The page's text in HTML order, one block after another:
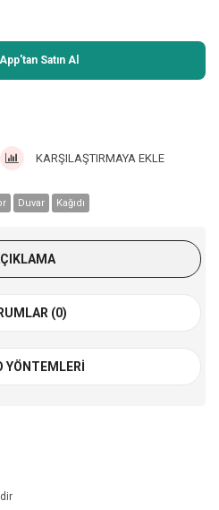
Satın Al
KARŞILAŞTIRMAYA EKLE
Duvar Kağıdı
(0)
YÖNTEMLERI